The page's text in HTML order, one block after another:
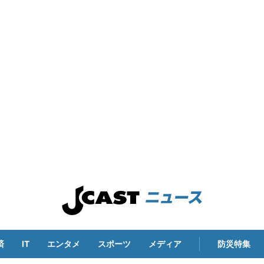
IT エンタメ スポーツ メディア 防災特集